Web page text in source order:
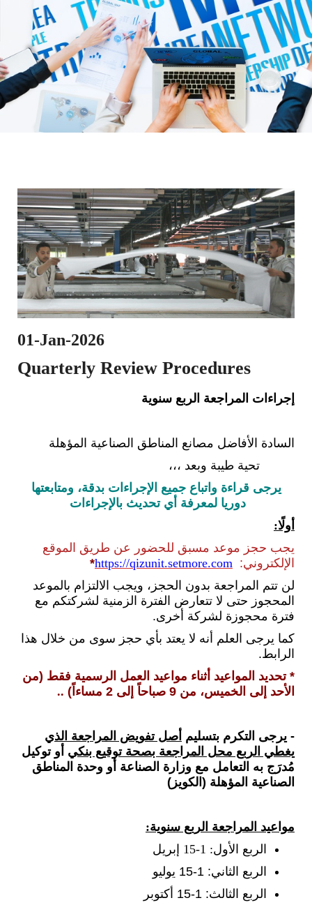
01-Jan-2026
Quarterly Review Procedures
إجراءات المراجعة الربع سنوية
السادة الأفاضل مصانع المناطق الصناعية المؤهلة
تحية طيبة وبعد ،،،
يرجى قراءة واتباع جميع الإجراءات بدقة، ومتابعتها
دوريا لمعرفة أي تحديث بالإجراءات
أولًا:
يجب حجز موعد مسبق للحضور عن طريق الموقع
الإلكتروني: https://qizunit.setmore.com
*
لن تتم المراجعة بدون الحجز، ويجب الالتزام بالموعد
المحجوز حتى لا تتعارض الفترة الزمنية لشركتكم مع
فترة محجوزة لشركة أخرى.
كما يرجى العلم أنه لا يعتد بأي حجز سوى من خلال هذا
الرابط.
*تحديد المواعيد أثناء مواعيد العمل الرسمية فقط (من
الأحد إلى الخميس، من 9 صباحاً إلى 2 مساءاً)
..
- يرجى التكرم بتسليم أصل تفويض المراجعة الذي
يغطي الربع محل المراجعة بصحة توقيع بنكي أو توكيل
مُدرَج به التعامل مع وزارة الصناعة أو وحدة المناطق
الصناعية المؤهلة (الكويز)
مواعيد المراجعة الربع سنوية:
الربع الأول: 1-15 إبريل
الربع الثاني: 1-15 يوليو
الربع الثالث: 1-15 أكتوبر